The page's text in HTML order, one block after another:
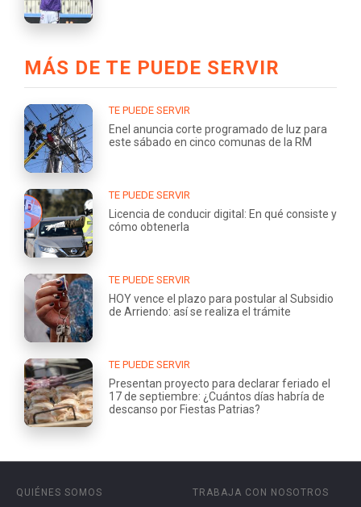
MÁS DE TE PUEDE SERVIR
TE PUEDE SERVIR
Enel anuncia corte programado de luz para
este sábado en cinco comunas de la RM
TE PUEDE SERVIR
Licencia de conducir digital: En qué consiste y
cómo obtenerla
TE PUEDE SERVIR
HOY vence el plazo para postular al Subsidio
de Arriendo: así se realiza el trámite
TE PUEDE SERVIR
Presentan proyecto para declarar feriado el
17 de septiembre: ¿Cuántos días habría de
descanso por Fiestas Patrias?
QUIÉNES SOMOS
TRABAJA CON NOSOTROS